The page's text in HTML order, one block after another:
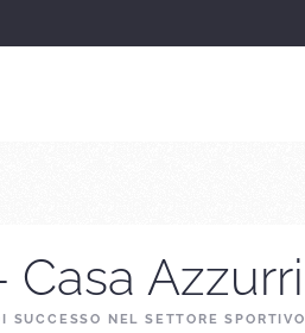
Casa Azzurri
SUCCESSO NEL SETTORE SPORTIVO